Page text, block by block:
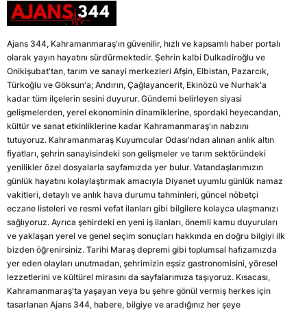
Ajans 344, Kahramanmaraş'ın güvenilir, hızlı ve kapsamlı haber portalı
olarak yayın hayatını sürdürmektedir. Şehrin kalbi Dulkadiroğlu ve
Onikişubat'tan, tarım ve sanayi merkezleri Afşin, Elbistan, Pazarcık,
Türkoğlu ve Göksun'a; Andırın, Çağlayancerit, Ekinözü ve Nurhak'a
kadar tüm ilçelerin sesini duyurur. Gündemi belirleyen siyasi
gelişmelerden, yerel ekonominin dinamiklerine, spordaki heyecandan,
kültür ve sanat etkinliklerine kadar Kahramanmaraş'ın nabzını
tutuyoruz. Kahramanmaraş Kuyumcular Odası'ndan alınan anlık altın
fiyatları, şehrin sanayisindeki son gelişmeler ve tarım sektöründeki
yenilikler özel dosyalarla sayfamızda yer bulur. Vatandaşlarımızın
günlük hayatını kolaylaştırmak amacıyla Diyanet uyumlu günlük namaz
vakitleri, detaylı ve anlık hava durumu tahminleri, güncel nöbetçi
eczane listeleri ve resmi vefat ilanları gibi bilgilere kolayca ulaşmanızı
sağlıyoruz. Ayrıca şehirdeki en yeni iş ilanları, önemli kamu duyuruları
ve yaklaşan yerel ve genel seçim sonuçları hakkında en doğru bilgiyi ilk
bizden öğrenirsiniz. Tarihi Maraş depremi gibi toplumsal hafızamızda
yer eden olayları unutmadan, şehrimizin eşsiz gastronomisini, yöresel
lezzetlerini ve kültürel mirasını da sayfalarımıza taşıyoruz. Kısacası,
Kahramanmaraş'ta yaşayan veya bu şehre gönül vermiş herkes için
tasarlanan Ajans 344, habere, bilgiye ve aradığınız her şeye